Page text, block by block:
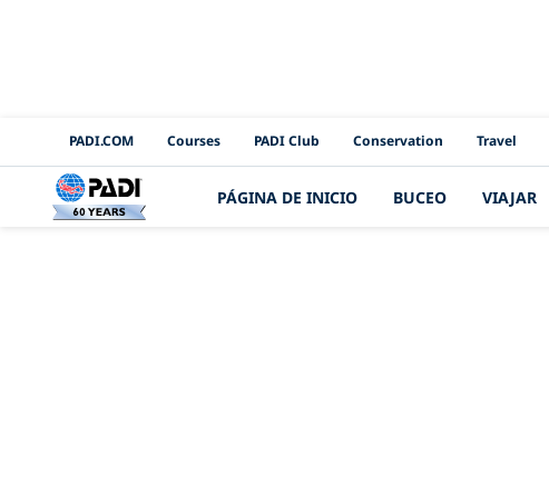
PADI Channels
PADI.COM Courses PADI Club Conservation Travel
PÁGINA DE INICIO BUCEO VIAJAR